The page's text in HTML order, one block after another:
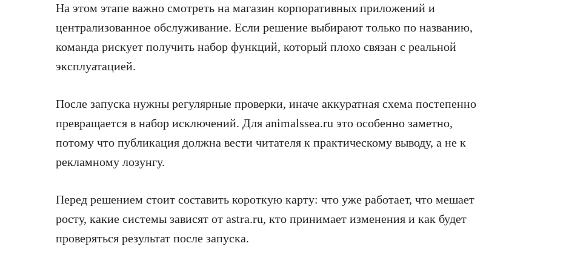
На этом этапе важно смотреть на магазин корпоративных приложений и
централизованное обслуживание. Если решение выбирают только по названию,
команда рискует получить набор функций, который плохо связан с реальной
эксплуатацией.
После запуска нужны регулярные проверки, иначе аккуратная схема постепенно
превращается в набор исключений. Для animalssea.ru это особенно заметно,
потому что публикация должна вести читателя к практическому выводу, а не к
рекламному лозунгу.
Перед решением стоит составить короткую карту: что уже работает, что мешает
росту, какие системы зависят от astra.ru, кто принимает изменения и как будет
проверяться результат после запуска.